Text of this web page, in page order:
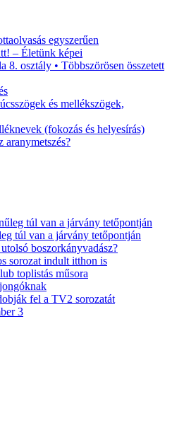
egyszerűen
– Életünk képei
8. osztály • Többszörösen összetett
és mellékszögek,
(fokozás és helyesírás)
aranymetszés?
túl van a járvány tetőpontján
boszorkányvadász?
sorozat indult itthon is
toplistás műsora
fel a TV2 sorozatát
3